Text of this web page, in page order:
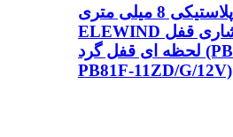
ترمینال 5 پین پلاستیکی 8 میلی متری
ELEWIND کلید دکمه فشاری قفل
لحظه ای قفل گرد (PB81F-11D/G/12V،
PB81F-11ZD/G/12V)